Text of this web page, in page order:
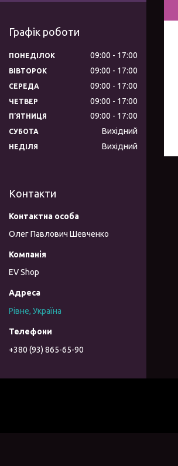
Графік роботи
ПОНЕДІЛОК 09:00 17:00
ВІВТОРОК 09:00 17:00
СЕРЕДА 09:00 17:00
ЧЕТВЕР 09:00 17:00
ПʼЯТНИЦЯ 09:00 17:00
СУБОТА Вихідний
НЕДІЛЯ Вихідний
Контакти
Олег Павлович Шевченко
EV Shop
Рівне, Україна
+380 (93) 865-65-90